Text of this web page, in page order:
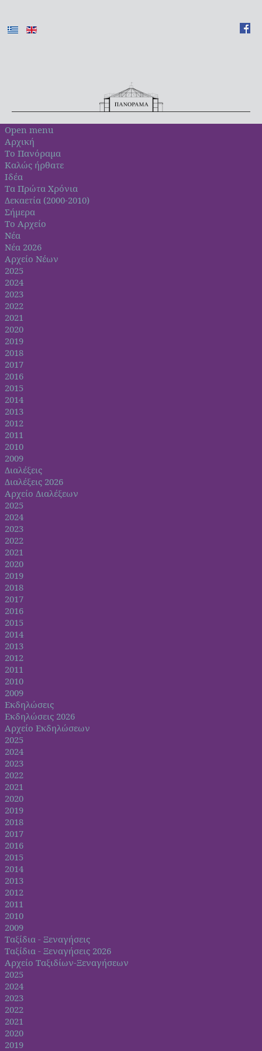
Open menu
Αρχική
Το Πανόραμα
Καλώς ήρθατε
Ιδέα
Τα Πρώτα Χρόνια
Δεκαετία (2000-2010)
Σήμερα
Το Αρχείο
Νέα
Νέα 2026
Αρχείο Νέων
2025
2024
2023
2022
2021
2020
2019
2018
2017
2016
2015
2014
2013
2012
2011
2010
2009
Διαλέξεις
Διαλέξεις 2026
Αρχείο Διαλέξεων
2025
2024
2023
2022
2021
2020
2019
2018
2017
2016
2015
2014
2013
2012
2011
2010
2009
Εκδηλώσεις
Εκδηλώσεις 2026
Αρχείο Εκδηλώσεων
2025
2024
2023
2022
2021
2020
2019
2018
2017
2016
2015
2014
2013
2012
2011
2010
2009
Ταξίδια - Ξεναγήσεις
Ταξίδια - Ξεναγήσεις 2026
Αρχείο Ταξιδίων-Ξεναγήσεων
2025
2024
2023
2022
2021
2020
2019